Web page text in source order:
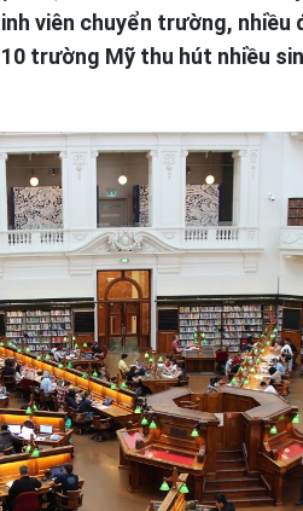
viên chuyển trường, nhiều
trường Mỹ thu hút nhiều